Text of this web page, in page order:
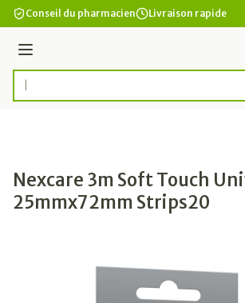
Aller au contenu
Conseil du pharmacien Livraison rapide
Menu
Rechercher
Nexcare 3m Soft Touch
25mmx72mm Strips20